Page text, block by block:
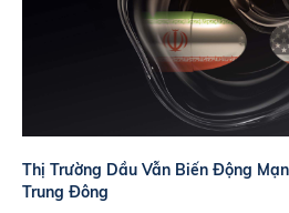
Thị Trường Dầu Vẫn Biến Động
Trung Đông